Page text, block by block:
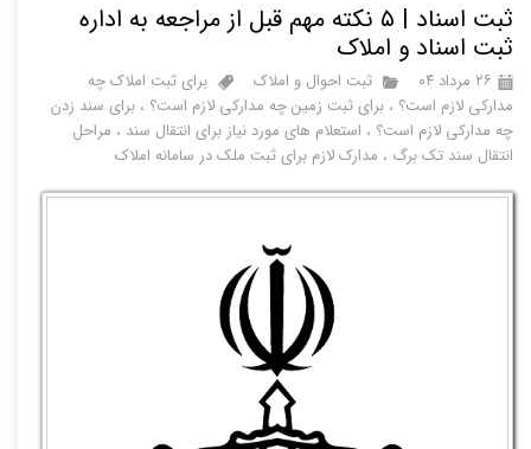
ثبت اسناد | ۵ نکته مهم قبل از مراجعه به اداره
ثبت اسناد و املاک
۲۶ مرداد ۰۴ ثبت احوال و املاک
برای ثبت املاک چه
مدارکی لازم است؟ ،برای ثبت زمین چه مدارکی لازم است؟ ،برای سند زدن
چه مدارکی لازم است؟ ، استعلام های مورد نیاز برای انتقال سند ، مراحل
انتقال سند تک برگ ، مدارک لازم برای ثبت ملک در سامانه املاک